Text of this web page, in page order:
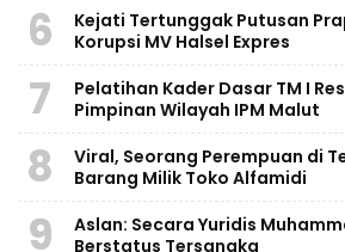
6
Kejati Tertunggak Putusan
Korupsi MV Halsel Expres
7
Pelatihan Kader Dasar TM I
Pimpinan Wilayah IPM Malut
8
Viral, Seorang Perempuan di
Barang Milik Toko Alfamidi
9
Aslan: Secara Yuridis
Berstatus Tersangka